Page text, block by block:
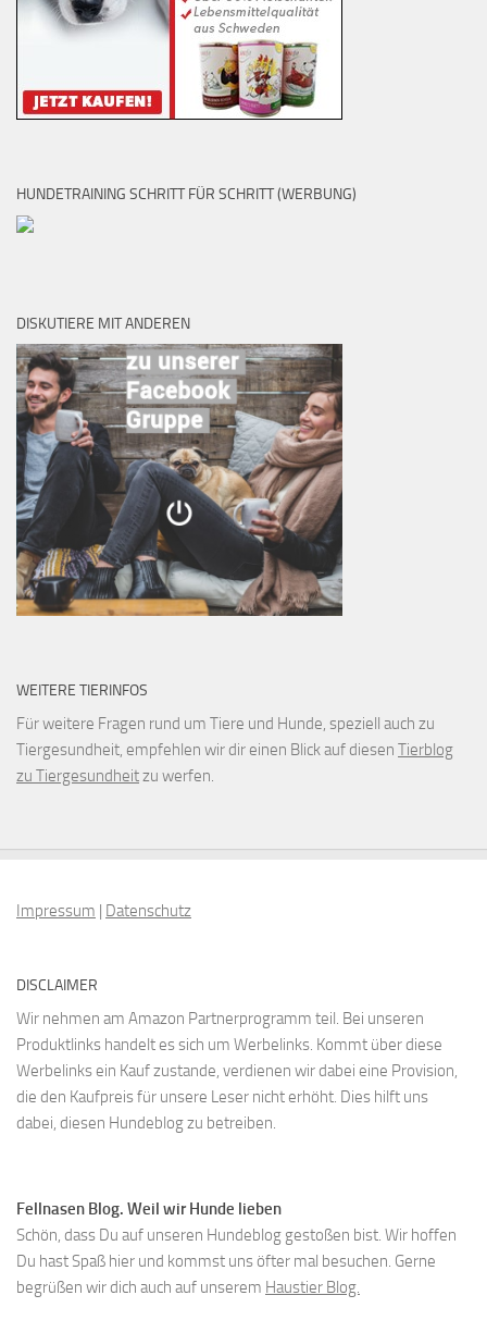
HUNDETRAINING SCHRITT FÜR SCHRITT (WERBUNG)
DISKUTIERE MIT ANDEREN
WEITERE TIERINFOS
Für weitere Fragen rund um Tiere und Hunde, speziell auch zu
Tiergesundheit, empfehlen wir dir einen Blick auf diesen Tierblog
zu Tiergesundheitzu werfen.
Impressum Datenschutz
DISCLAIMER
Wir nehmen am Amazon Partnerprogramm teil. Bei unseren
Produktlinks handelt es sich um Werbelinks. Kommt über diese
Werbelinks ein Kauf zustande, verdienen wir dabei eine Provision,
die den Kaufpreis für unsere Leser nicht erhöht. Dies hilft uns
dabei, diesen Hundeblog zu betreiben.
Fellnasen Blog. Weil wir Hunde lieben
Schön, dass Du auf unseren Hundeblog gestoßen bist. Wir hoffen
Du hast Spaß hier und kommst uns öfter mal besuchen. Gerne
begrüßen wir dich auch auf unserem Haustier Blog.